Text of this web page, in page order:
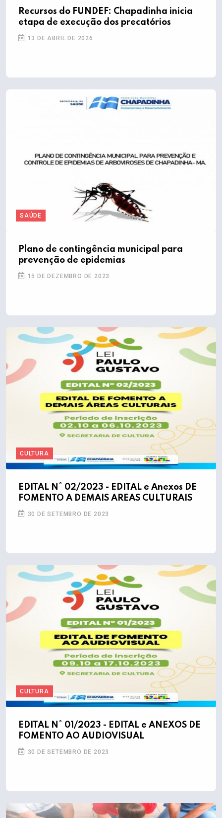
Recursos do FUNDEF: Chapadinha inicia
etapa de execução dos precatórios
13 DE ABRIL DE 2026
SAÚDE
Plano de contingência municipal para
prevenção de epidemias
15 DE DEZEMBRO DE 2023
CULTURA
EDITAL N° 02/2023 - EDITAL e Anexos DE
FOMENTO A DEMAIS AREAS CULTURAIS
30 DE SETEMBRO DE 2023
CULTURA
EDITAL N° 01/2023 - EDITAL e ANEXOS DE
FOMENTO AO AUDIOVISUAL
30 DE SETEMBRO DE 2023